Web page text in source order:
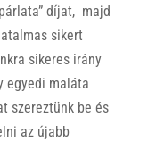
díjat, majd
sikert
sikeres irány
egyedi maláta
szereztünk be és
az újabb